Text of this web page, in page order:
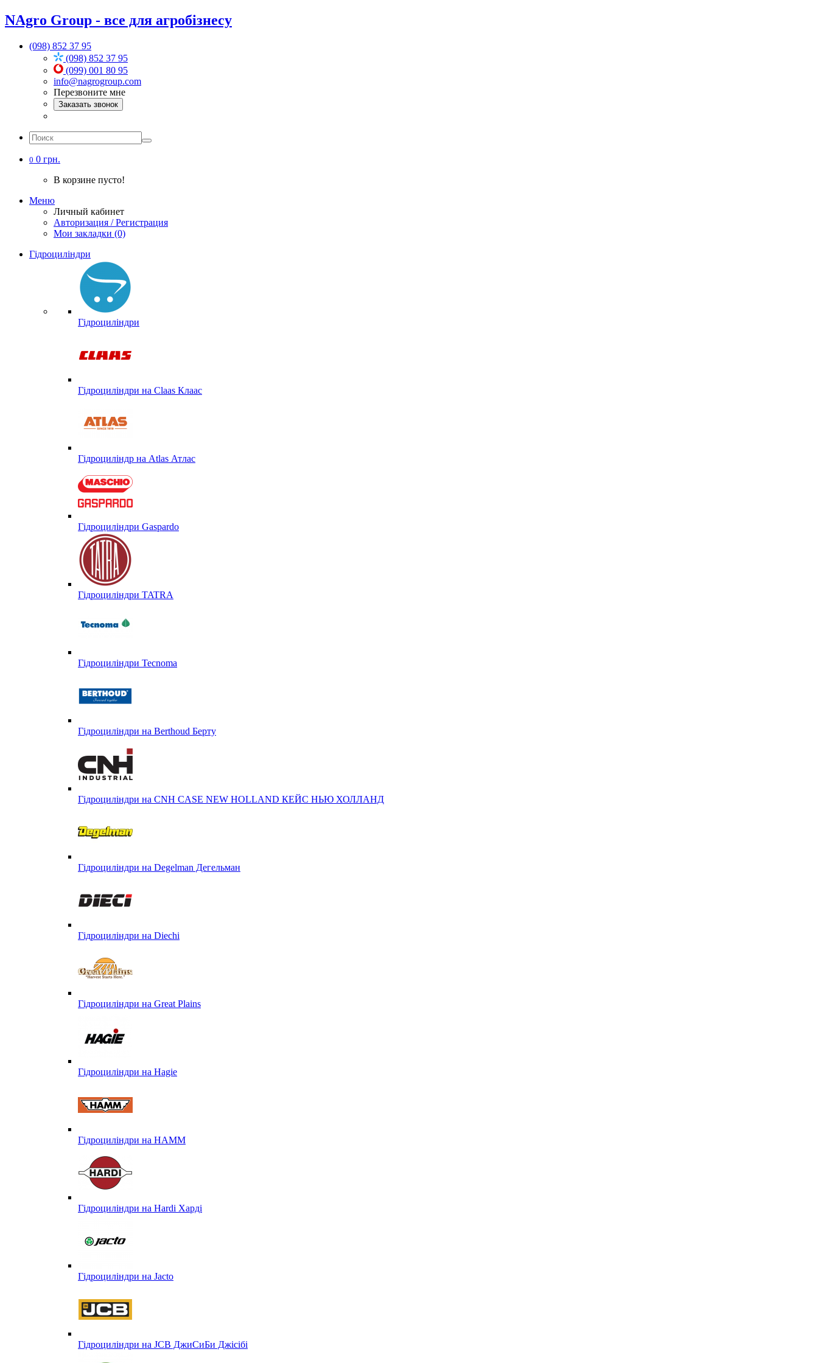
NAgro Group - все для агробізнесу
(098) 852 37 95
(098) 852 37 95
(099) 001 80 95
info@nagrogroup.com
Перезвоните мне
Заказать звонок
0 0 грн.
В корзине пусто!
Меню
Личный кабинет
Авторизация / Регистрация
Мои закладки (0)
Гідроциліндри
Гідроциліндри
Гідроциліндри на Claas Клаас
Гідроциліндр на Atlas Атлас
Гідроциліндри Gaspardo
Гідроциліндри TATRA
Гідроциліндри Tecnoma
Гідроциліндри на Berthoud Берту
Гідроциліндри на CNH CASE NEW HOLLAND КЕЙС НЬЮ ХОЛЛАНД
Гідроциліндри на Degelman Дегельман
Гідроциліндри на Diechi
Гідроциліндри на Great Plains
Гідроциліндри на Hagie
Гідроциліндри на HAMM
Гідроциліндри на Hardi Харді
Гідроциліндри на Jacto
Гідроциліндри на JCB ДжиСиБи Джісібі